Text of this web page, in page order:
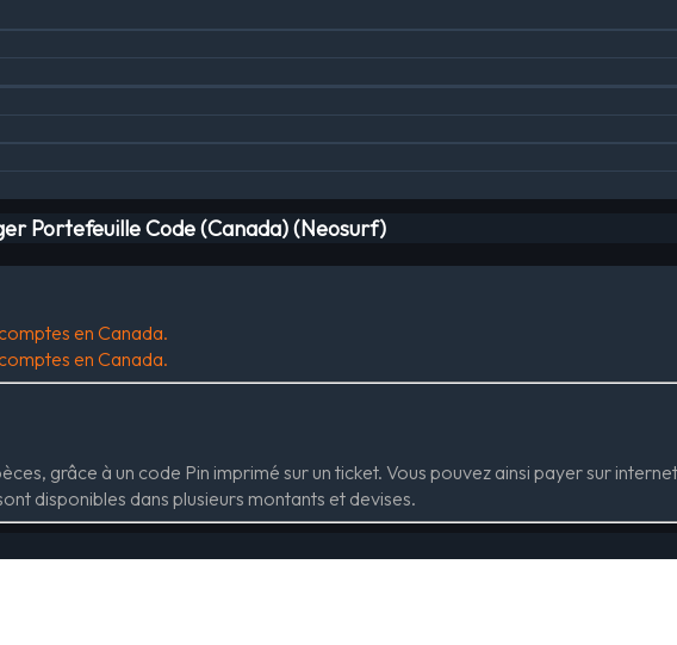
Portefeuille Code (Canada) (Neosurf)
en Canada.
en Canada.
grâce à un code Pin imprimé sur un ticket. Vous pouvez ainsi payer sur
disponibles dans plusieurs montants et devises.